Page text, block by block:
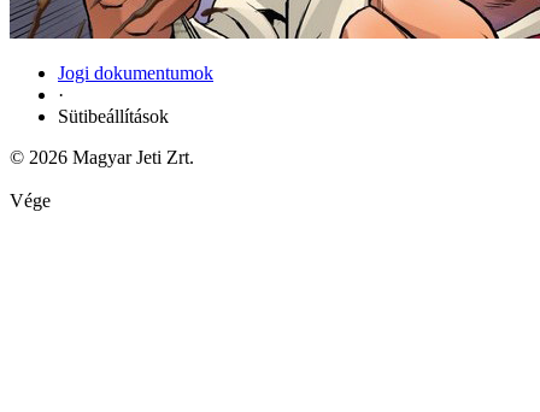
Jogi dokumentumok
·
Sütibeállítások
© 2026 Magyar Jeti Zrt.
Vége